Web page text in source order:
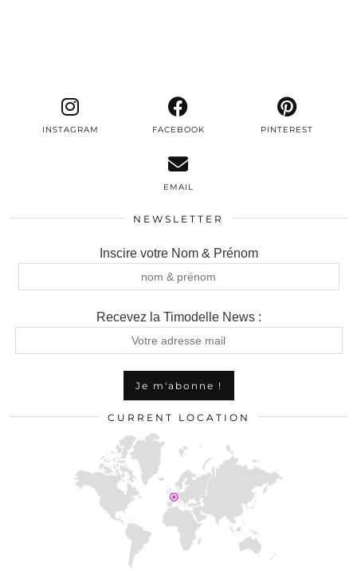
INSTAGRAM FACEBOOK PINTEREST
EMAIL
NEWSLETTER
Inscire votre Nom & Prénom
Recevez la Timodelle News :
CURRENT LOCATION